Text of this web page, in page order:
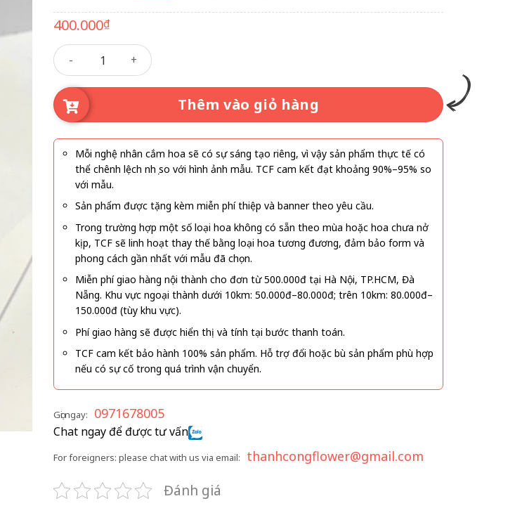
400.000₫
Bánh kem 154 số lượng
Thêm vào giỏ hàng
Mỗi nghệ nhân cắm hoa sẽ có sự sáng tạo riêng, vì vậy sản phẩm thực tế có
thể chênh lệch nhẹ so với hình ảnh mẫu. TCF cam kết đạt khoảng 90%–95% so
với mẫu.
Sản phẩm được tặng kèm miễn phí thiệp và banner theo yêu cầu.
Trong trường hợp một số loại hoa không có sẵn theo mùa hoặc hoa chưa nở
kịp, TCF sẽ linh hoạt thay thế bằng loại hoa tương đương, đảm bảo form và
phong cách gần nhất với mẫu đã chọn.
Miễn phí giao hàng nội thành cho đơn từ 500.000đ tại Hà Nội, TP.HCM, Đà
Nẵng. Khu vực ngoại thành dưới 10km: 50.000đ–80.000đ; trên 10km: 80.000đ–
150.000đ (tùy khu vực).
Phí giao hàng sẽ được hiển thị và tính tại bước thanh toán.
TCF cam kết bảo hành 100% sản phẩm. Hỗ trợ đổi hoặc bù sản phẩm phù hợp
nếu có sự cố trong quá trình vận chuyển.
Gọi ngay: 0971678005
Chat ngay để được tư vấn
For foreigners: please chat with us via email: thanhcongflower@gmail.com
Đánh giá